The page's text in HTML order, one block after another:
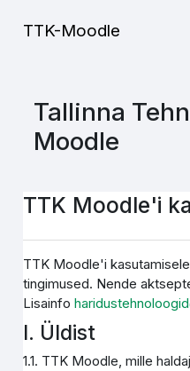
TTK-Moodle
Tallinna
Moodle
TTK Moodle'i
TTK Moodle'i
tingimused. Nende
Lisainfo
I. Üldist
1.1. TTK Moodle, mille